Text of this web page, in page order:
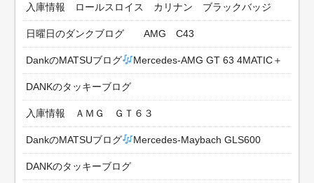
入庫情報 ロールスロイス カリナン ブラックバッジ
日曜日のダンクブログ AMG C43
DankのMATSUブログ Mercedes-AMG GT 63 4MATIC＋
DANKのタッキーブログ
入庫情報 ＡＭＧ ＧＴ６３
DankのMATSUブログ Mercedes-Maybach GLS600
DANKのタッキーブログ